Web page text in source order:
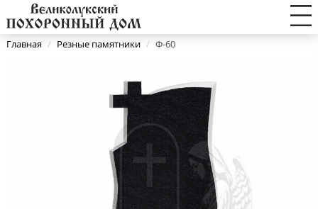
Главная / Резные памятники / Ф-60